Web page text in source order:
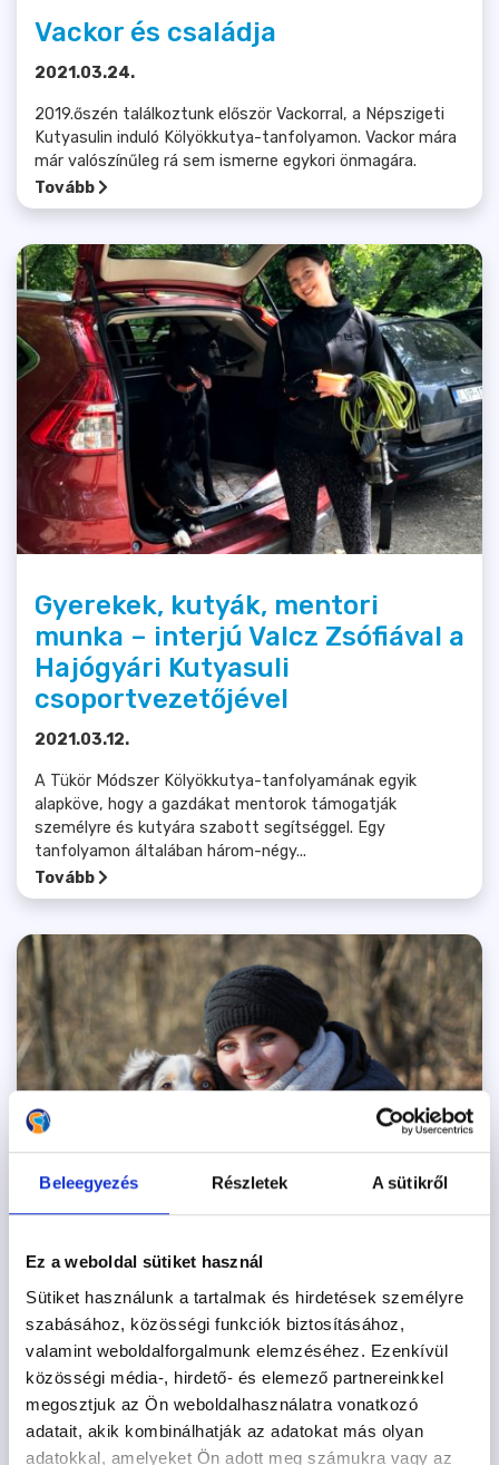
Beleegyezés Részletek A sütikről
Ez a weboldal sütiket használ
Sütiket használunk a tartalmak és hirdetések személyre
szabásához, közösségi funkciók biztosításához,
valamint weboldalforgalmunk elemzéséhez. Ezenkívül
közösségi média-, hirdető- és elemező partnereinkkel
megosztjuk az Ön weboldalhasználatra vonatkozó
adatait, akik kombinálhatják az adatokat más olyan
adatokkal, amelyeket Ön adott meg számukra vagy az
Vackor és családja
2021.03.24.
2019.őszén találkoztunk először Vackorral, a Népszigeti
Kutyasulin induló Kölyökkutya-tanfolyamon. Vackor mára
már valószínűleg rá sem ismerne egykori önmagára.
Tovább
Gyerekek, kutyák, mentori
munka – interjú Valcz Zsófiával a
Hajógyári Kutyasuli
csoportvezetőjével
2021.03.12.
A Tükör Módszer Kölyökkutya-tanfolyamának egyik
alapköve, hogy a gazdákat mentorok támogatják
személyre és kutyára szabott segítséggel. Egy
tanfolyamon általában három-négy...
Tovább
Pétercsák Petra vezetésével
nyílik az új Hajógyári Kutyasuli
2021.02.28.
Pétercsák Petra napi szinten hódolhat a kutyaoktatás
iránt érzett szenvedélyének.
Tovább